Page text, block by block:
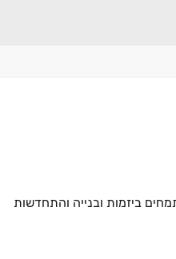
מתמחים ביזמות ובנייה והתחדשות